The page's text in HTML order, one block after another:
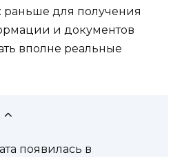
раньше для получения
и документов
вполне реальные
появилась в